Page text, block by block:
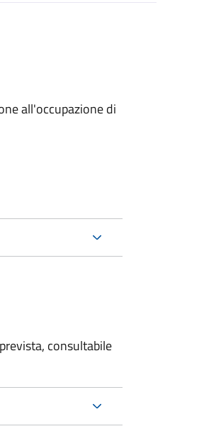
all'occupazione di
consultabile